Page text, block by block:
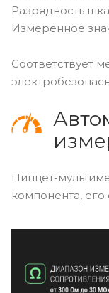
Разрядность
Измеренное
Соответствует
Пинцет-
компонента,